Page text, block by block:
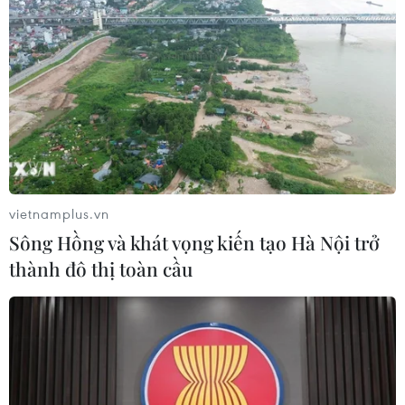
tại Vietnam Insurance Summit 2026
05/08/2026 08:10
Từ thương cảng Sài Gòn đến trung
tâm tài chính quốc tế nhìn từ
Vietcombank Tower
Gia Lai chấp thuận hai dự án chăn
nuôi công nghệ cao trị giá hơn 3.600
tỷ đồng
Walt Disney đồng ý bán 50% cổ phần
vietnamplus.vn
Sông Hồng và khát vọng kiến tạo Hà Nội trở
thành đô thị toàn cầu